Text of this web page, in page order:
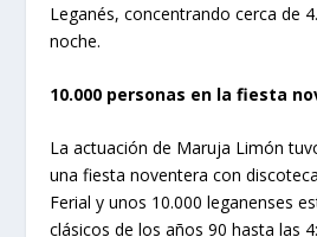
Leganés, concentrando cerca de
noche.
10.000 personas en la fiesta
La actuación de Maruja Limón
una fiesta noventera con
Ferial y unos 10.000 leganenses
clásicos de los años 90 hasta las